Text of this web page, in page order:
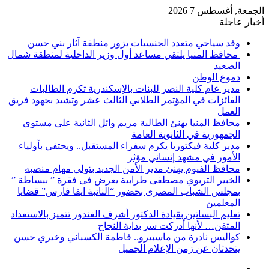
الجمعة, أغسطس 7 2026
أخبار عاجلة
وفد سياحي متعدد الجنسيات يزور منطقة آثار بني حسن
محافظ المنيا يلتقي مساعد أول وزير الداخلية لمنطقة شمال
الصعيد
دموع الوطن
مدير عام كلية النصر للبنات بالإسكندرية تكرم الطالبات
الفائزات في المؤتمر الطلابي الثالث عشر وتشيد بجهود فريق
العمل
محافظ المنيا يهنئ الطالبة مريم وائل الثانية على مستوى
الجمهورية في الثانوية العامة
مدير كلية فيكتوريا يكرم سفراء المستقبل.. ويحتفي بأولياء
الأمور في مشهد إنساني مؤثر
محافظ الفيوم يهنئ مدير الأمن الجديد بتولي مهام منصبه
الخبير التربوي مصطفى طرابية يعرض فى فقرة ” ببساطة ”
بمجلس الشباب المصرى بحضور “النائبة ايفا فارس” قضايا
المعلمين
تعليم البساتين بقيادة الدكتور أشرف الغندور تتميز بالاستعداد
المتقن… لأنها أدركت سر بداية النجاح
كواليس نادرة من ماسبيرو.. فاطمة الكسباني وخيري حسن
يتحدثان عن زمن الإعلام الجميل